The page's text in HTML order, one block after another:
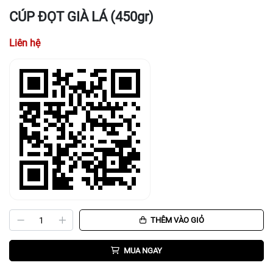
CÚP ĐỌT GIÀ LÁ (450gr)
Liên hệ
THÊM VÀO GIỎ
MUA NGAY